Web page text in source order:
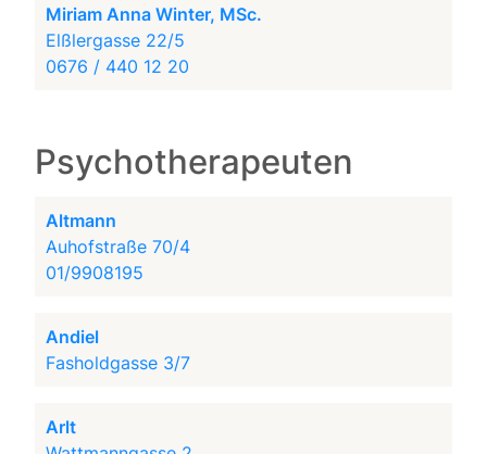
Miriam Anna Winter, MSc.
Elßlergasse 22/5
0676 / 440 12 20
Psychotherapeuten
Altmann
Auhofstraße 70/4
01/9908195
Andiel
Fasholdgasse 3/7
Arlt